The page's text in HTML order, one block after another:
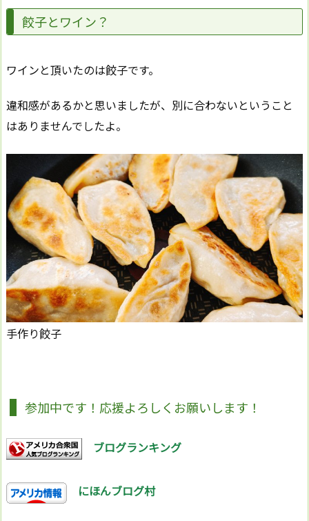
餃子とワイン？
ワインと頂いたのは餃子です。
違和感があるかと思いましたが、別に合わないということ
はありませんでしたよ。
手作り餃子
参加中です！応援よろしくお願いします！
ブログランキング
にほんブログ村